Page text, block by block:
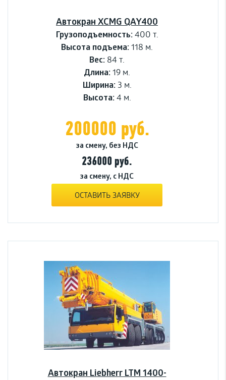
Автокран XCMG QAY400
Грузоподъемность:400 т.
Высота подъема: 118 м.
Вес: 84 т.
Длина: 19 м.
Ширина:3 м.
Высота:4 м.
200000 руб.
за смену, без НДС
236000 руб.
за смену, с НДС
ОСТАВИТЬ ЗАЯВКУ
Автокран Liebherr LTM 1400-